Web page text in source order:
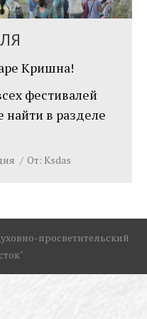
Кришна!
фестивалей
в разделе
От: Ksdas
просветительский